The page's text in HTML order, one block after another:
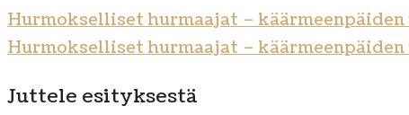
Hurmokselliset hurmaajat –
Hurmokselliset hurmaajat –
Juttele esityksestä